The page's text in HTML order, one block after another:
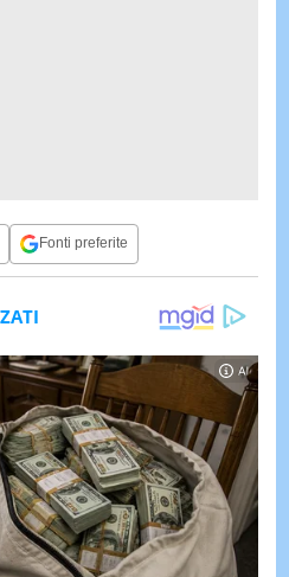
Fonti preferite